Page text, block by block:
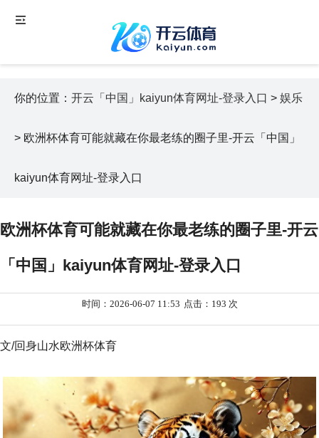
你的位置： 开云「中国」kaiyun体育网址-登录入口 > 娱乐
> 欧洲杯体育可能就藏在你最老练的圈子里-开云「中国」
kaiyun体育网址-登录入口
欧洲杯体育可能就藏在你最老练的圈子里-开云
「中国」kaiyun体育网址-登录入口
时间：2026-06-07 11:53 点击：193 次
文/回身山水欧洲杯体育